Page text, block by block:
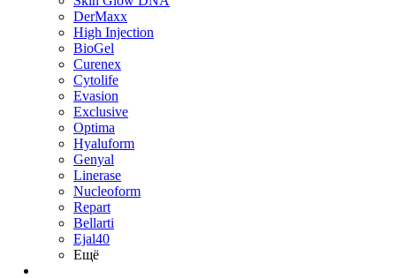
DerMaxx
High Injection
BioGel
Curenex
Cytolife
Evasion
Exclusive
Optima
Hyaluform
Genyal
Linerase
Nucleoform
Repart
Bellarti
Ejal40
Ещё